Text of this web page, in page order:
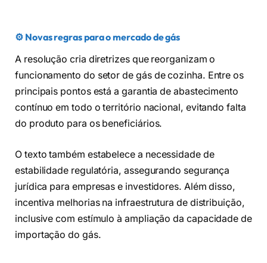
⚙️ Novas regras para o mercado de gás
A resolução cria diretrizes que reorganizam o
funcionamento do setor de gás de cozinha. Entre os
principais pontos está a garantia de abastecimento
contínuo em todo o território nacional, evitando falta
do produto para os beneficiários.
O texto também estabelece a necessidade de
estabilidade regulatória, assegurando segurança
jurídica para empresas e investidores. Além disso,
incentiva melhorias na infraestrutura de distribuição,
inclusive com estímulo à ampliação da capacidade de
importação do gás.